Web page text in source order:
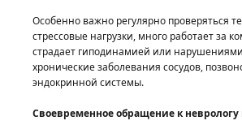
Особенно важно регулярно проверяться
стрессовые нагрузки, много работает за
страдает гиподинамией или
хронические заболевания сосудов,
эндокринной системы.
Своевременное обращение к неврологу